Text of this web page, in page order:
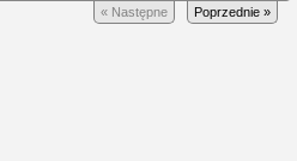
Poprzednie »
« Następne